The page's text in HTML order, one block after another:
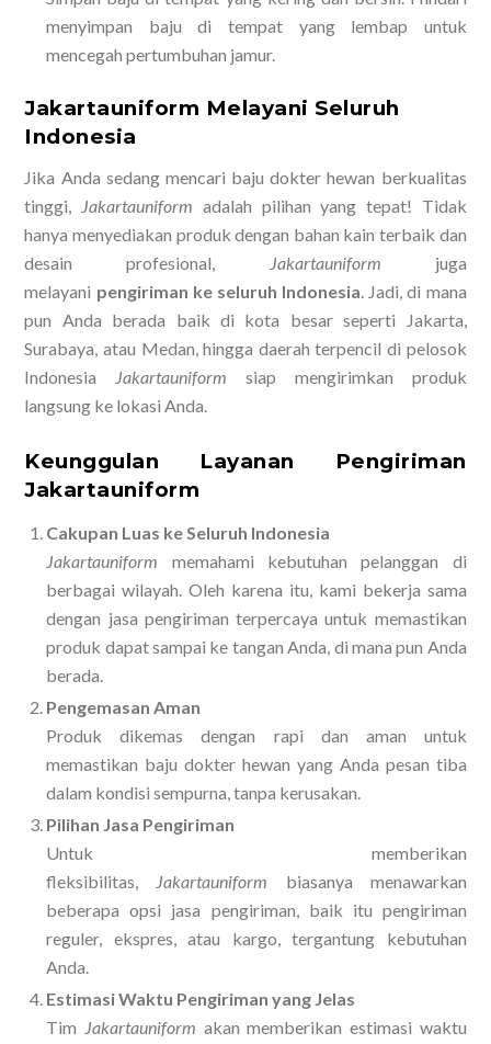
menyimpan baju di tempat yang lembap untuk
mencegah pertumbuhan jamur.
Jakartauniform Melayani Seluruh
Indonesia
Jika Anda sedang mencari baju dokter hewan berkualitas
tinggi, Jakartauniform adalah pilihan yang tepat! Tidak
hanya menyediakan produk dengan bahan kain terbaik dan
desain profesional,
Jakartauniform juga
melayani pengiriman ke seluruh Indonesia. Jadi, di mana
pun Anda berada baik di kota besar seperti Jakarta,
Surabaya, atau Medan, hingga daerah terpencil di pelosok
Indonesia Jakartauniform siap mengirimkan produk
langsung ke lokasi Anda.
Keunggulan Layanan Pengiriman
Jakartauniform
Cakupan Luas ke Seluruh Indonesia
Jakartauniform memahami kebutuhan pelanggan di
berbagai wilayah. Oleh karena itu, kami bekerja sama
dengan jasa pengiriman terpercaya untuk memastikan
produk dapat sampai ke tangan Anda, di mana pun Anda
berada.
Pengemasan Aman
Produk dikemas dengan rapi dan aman untuk
memastikan baju dokter hewan yang Anda pesan tiba
dalam kondisi sempurna, tanpa kerusakan.
Pilihan Jasa Pengiriman
Untuk memberikan
fleksibilitas, Jakartauniform biasanya menawarkan
beberapa opsi jasa pengiriman, baik itu pengiriman
reguler, ekspres, atau kargo, tergantung kebutuhan
Anda.
Estimasi Waktu Pengiriman yang Jelas
Tim Jakartauniform akan memberikan estimasi waktu